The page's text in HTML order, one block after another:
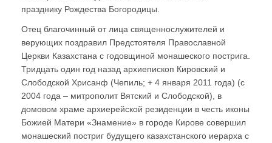
празднику Рождества Богородицы.
Отец благочинный от лица священнослужителей и
верующих поздравил Предстоятеля Православной
Церкви Казахстана с годовщиной монашеского пострига.
Тридцать один год назад архиепископ Кировский и
Слободской Хрисанф (Чепиль; + 4 января 2011 года) (с
2004 года – митрополит Вятский и Слободской), в
домовом храме архиерейской резиденции в честь иконы
Божией Матери «Знамение» в городе Кирове совершил
монашеский постриг будущего казахстанского иерарха с